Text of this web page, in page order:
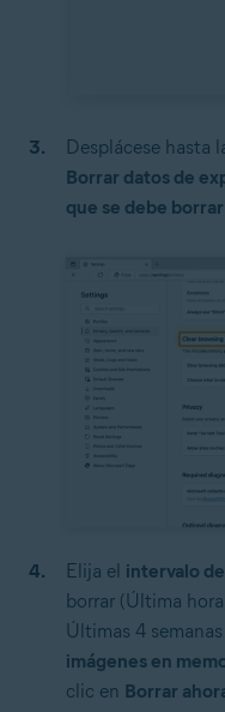
Desplácese hasta
Borrar datos de
que se debe borrar
Elija el intervalo
borrar (Última
Últimas 4
imágenes en
clic en Borrar